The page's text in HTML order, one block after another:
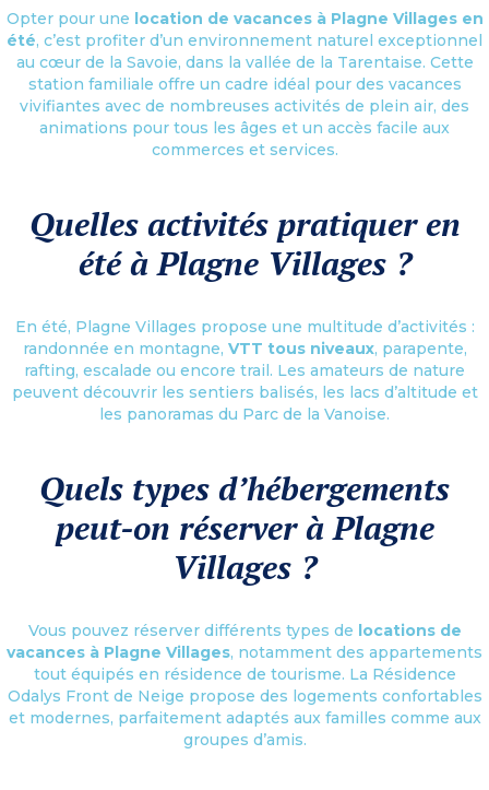
Opter pour une location de vacances à Plagne Villages en
été, c’est profiter d’un environnement naturel exceptionnel
au cœur de la Savoie, dans la vallée de la Tarentaise. Cette
station familiale offre un cadre idéal pour des vacances
vivifiantes avec de nombreuses activités de plein air, des
animations pour tous les âges et un accès facile aux
commerces et services.
Quelles activités pratiquer en
été à Plagne Villages ?
En été, Plagne Villages propose une multitude d’activités :
randonnée en montagne, VTT tous niveaux, parapente,
rafting, escalade ou encore trail. Les amateurs de nature
peuvent découvrir les sentiers balisés, les lacs d’altitude et
les panoramas du Parc de la Vanoise.
Quels types d’hébergements
peut-on réserver à Plagne
Villages ?
Vous pouvez réserver différents types de locations de
vacances à Plagne Villages, notamment des appartements
tout équipés en résidence de tourisme. La Résidence
Odalys Front de Neige propose des logements confortables
et modernes, parfaitement adaptés aux familles comme aux
groupes d’amis.